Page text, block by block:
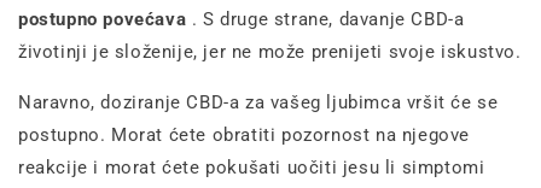
postupno povećava . S druge strane, davanje CBD-a
životinji je složenije, jer ne može prenijeti svoje iskustvo.
Naravno, doziranje CBD-a za vašeg ljubimca vršit će se
postupno. Morat ćete obratiti pozornost na njegove
reakcije i morat ćete pokušati uočiti jesu li simptomi